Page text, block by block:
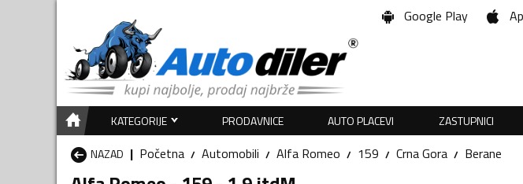
Google Play
KATEGORIJE PRODAVNICE AUTO PLACEVI ZASTUPNICI
NAZAD
Početna Automobili Alfa Romeo 159 Crna Gora Berane